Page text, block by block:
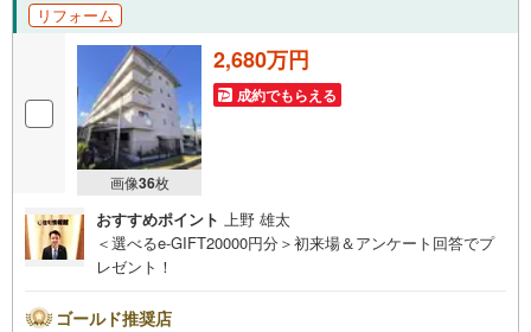
リフォーム
画像36枚
2,680万円
成約でもらえる
おすすめポイント 上野 雄太
＜選べるe-GIFT20000円分＞初来場＆アンケート回答でプ
レゼント！
ゴールド推奨店